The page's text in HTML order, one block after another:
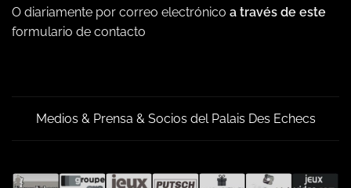
O diariamente por correo electrónico a través de este
formulario de contacto
Medios & Prensa & Socios del Palais Des Echecs